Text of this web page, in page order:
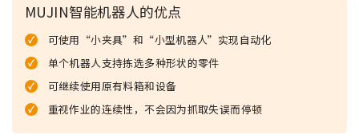
MUJIN智能机器人的优点
可使用“小夹具”和“小型机器人”实现自动化
单个机器人支持拣选多种形状的零件
可继续使用原有料箱和设备
重视作业的连续性，不会因为抓取失误而停顿